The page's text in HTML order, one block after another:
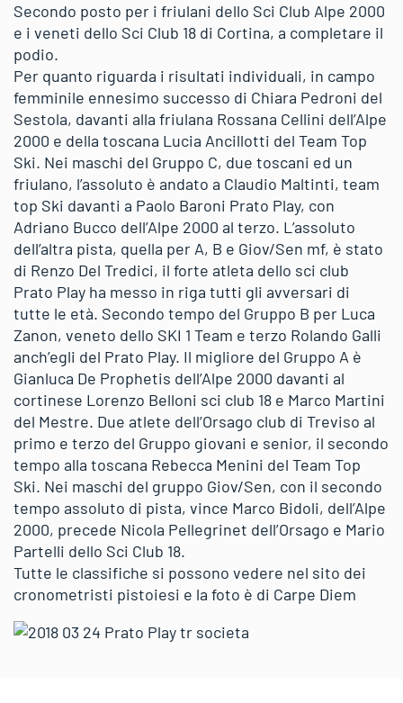
Secondo posto per i friulani dello Sci Club Alpe 2000
e i veneti dello Sci Club 18 di Cortina, a completare il
podio.
Per quanto riguarda i risultati individuali, in campo
femminile ennesimo successo di Chiara Pedroni del
Sestola, davanti alla friulana Rossana Cellini dell’Alpe
2000 e della toscana Lucia Ancillotti del Team Top
Ski. Nei maschi del Gruppo C, due toscani ed un
friulano, l’assoluto è andato a Claudio Maltinti, team
top Ski davanti a Paolo Baroni Prato Play, con
Adriano Bucco dell’Alpe 2000 al terzo. L’assoluto
dell’altra pista, quella per A, B e Giov/Sen mf, è stato
di Renzo Del Tredici, il forte atleta dello sci club
Prato Play ha messo in riga tutti gli avversari di
tutte le età. Secondo tempo del Gruppo B per Luca
Zanon, veneto dello SKI 1 Team e terzo Rolando Galli
anch’egli del Prato Play. Il migliore del Gruppo A è
Gianluca De Prophetis dell’Alpe 2000 davanti al
cortinese Lorenzo Belloni sci club 18 e Marco Martini
del Mestre. Due atlete dell’Orsago club di Treviso al
primo e terzo del Gruppo giovani e senior, il secondo
tempo alla toscana Rebecca Menini del Team Top
Ski. Nei maschi del gruppo Giov/Sen, con il secondo
tempo assoluto di pista, vince Marco Bidoli, dell’Alpe
2000, precede Nicola Pellegrinet dell’Orsago e Mario
Partelli dello Sci Club 18.
Tutte le classifiche si possono vedere nel sito dei
cronometristi pistoiesi e la foto è di Carpe Diem